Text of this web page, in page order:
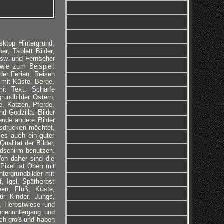
Hintergrund,
Tablett Bilder,
und Fernseher
zum Beispiel:
Ferien, Reisen
Küste, Berge,
Text. Scharfe
Ostern,
Katzen, Pferde,
Godzilla. Bilder
andere Bilder
möchtet,
auch ein guter
der Bilder,
benutzen.
daher sind die
ist Oben mit
mit
Igel, Spätherbst
Fluß, Küste,
Kinder, Jungs,
Herbstwiese und
und
groß und haben